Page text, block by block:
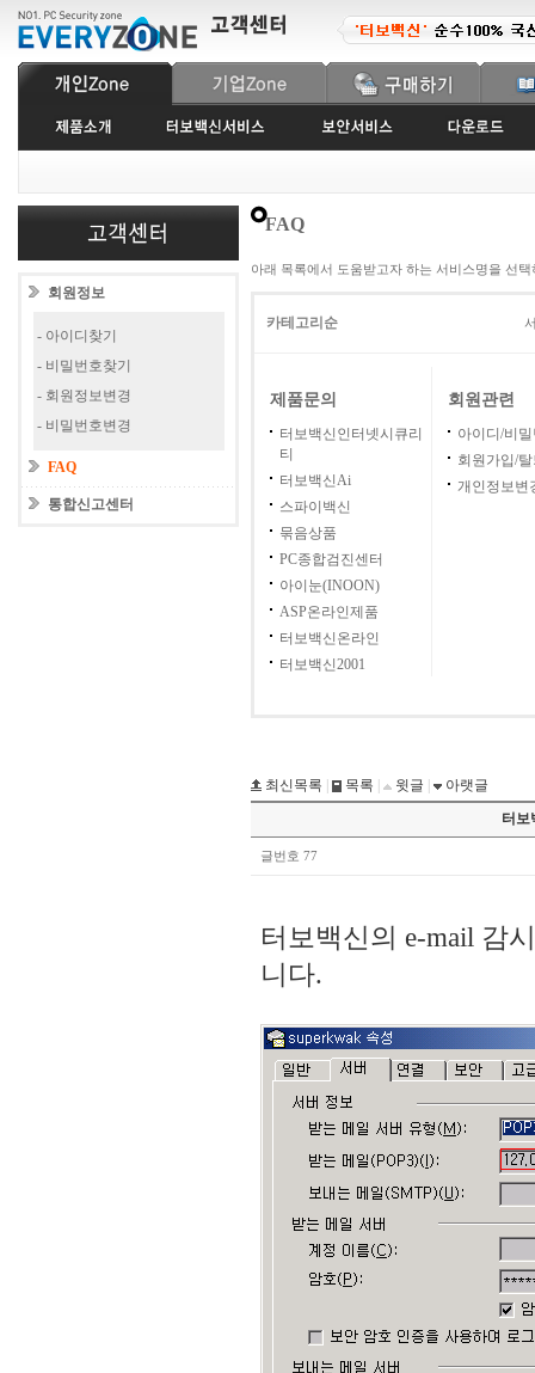
회원정보
- 아이디찾기
- 비밀번호찾기
- 회원정보변경
- 비밀번호변경
FAQ
통합신고센터
FAQ
아래 목록에서 도움받고자 하는 서비스명을 선택
카테고리순
제품문의
터보백신인터넷시큐리
티
터보백신Ai
스파이백신
묶음상품
PC종합검진센터
아이눈(INOON)
ASP온라인제품
터보백신온라인
터보백신2001
회원관련
아이디/비
회원가입/
개인정보변
최신목록 목록 윗글
아랫글
터보
글번호 77
터보백신의 e-mail 감
니다.